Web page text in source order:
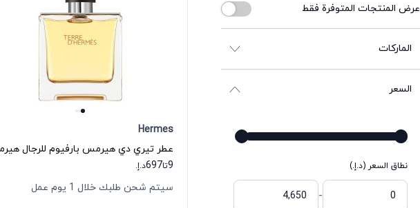
عرض المنتجات المتوفرة فقط
الماركات
السعر
نطاق السعر (د.إ.)
-
Hermes
9تا697د.إ.
سيتم شحن طلبك خلال 1 يوم عمل